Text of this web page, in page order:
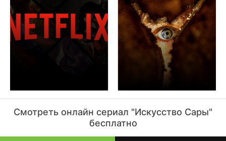
спецэффектами, но заставит задуматься о границе между
творчеством и одержимостью. Зритель получает
историю, которая запоминается надолго благодаря
искренней игре всего актерского ансамбля без видимой
фальши. Работа остаётся в памяти как пример
качественного триллера, который изучает человеческую
природу через призму расследования. Чон Да-бин и Щин
Хён-сын также заняли места в ансамбле, поддерживая
сложные вопросы о морали и долге, оставляя
пространство для зрительских размышлений после
финала. Визуальный ряд выполнен в сдержанных тонах,
что подчеркивает серьезность происходящего на экране
без лишней искусственной красоты. Это выбор для тех,
Смотреть онлайн сериал "Искусство Сары"
бесплатно